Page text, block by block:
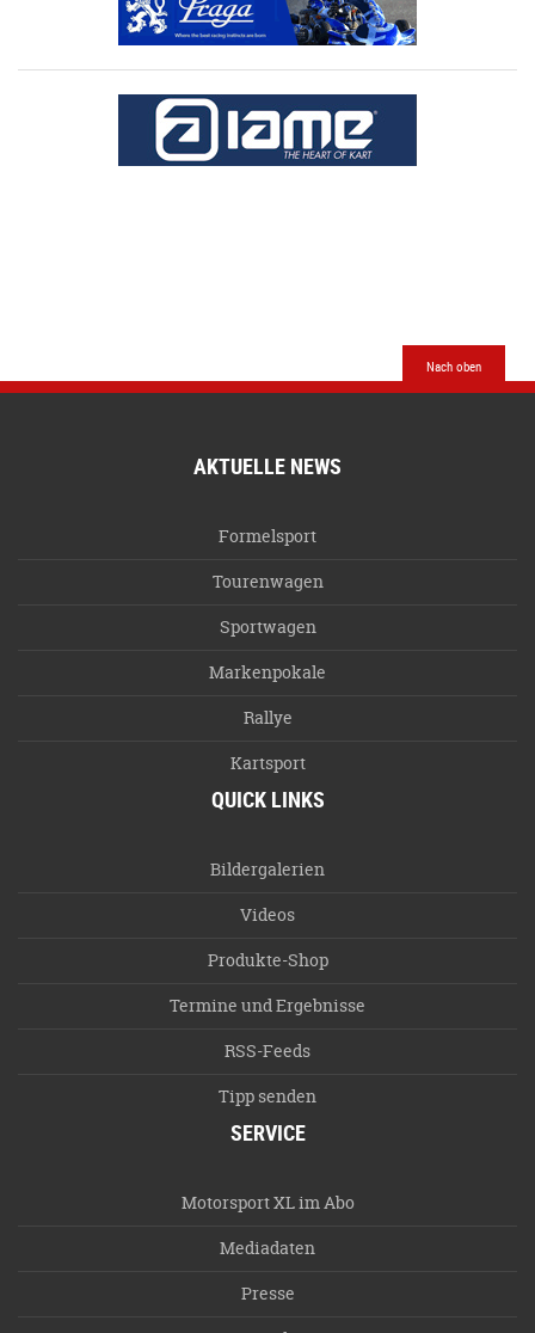
Nach oben
AKTUELLE NEWS
Formelsport
Tourenwagen
Sportwagen
Markenpokale
Rallye
Kartsport
QUICK LINKS
Bildergalerien
Videos
Produkte-Shop
Termine und Ergebnisse
RSS-Feeds
Tipp senden
SERVICE
Motorsport XL im Abo
Mediadaten
Presse